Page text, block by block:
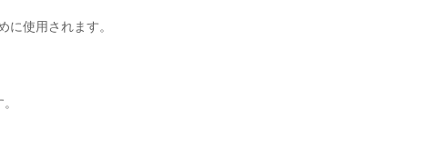
使用されます。